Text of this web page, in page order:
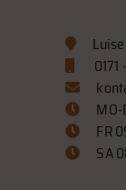
FR
SA